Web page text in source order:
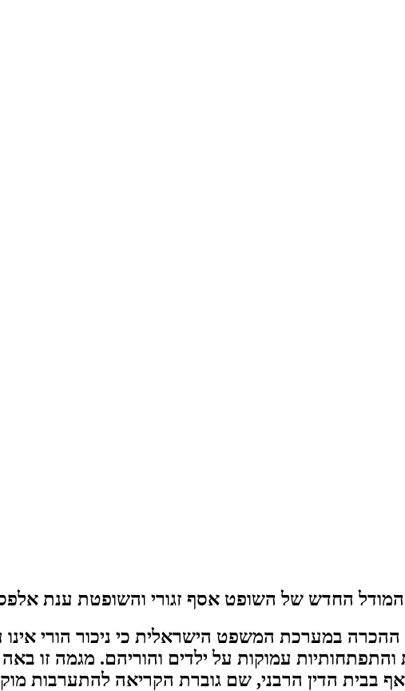
המודל החדש של השופט אסף זגורי והשופטת ענת
במערכת המשפט הישראלית כי ניכור הורי
עמוקות על ילדים והוריהם. מגמה זו באה
בבית הדין הרבני, שם גוברת הקריאה להתערבות